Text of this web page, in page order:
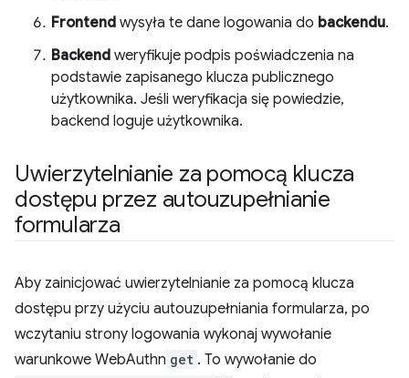
Frontend wysyła te dane logowania do backendu.
Backend weryfikuje podpis poświadczenia na
podstawie zapisanego klucza publicznego
użytkownika. Jeśli weryfikacja się powiedzie,
backend loguje użytkownika.
Uwierzytelnianie za pomocą klucza
dostępu przez autouzupełnianie
formularza
Aby zainicjować uwierzytelnianie za pomocą klucza
dostępu przy użyciu autouzupełniania formularza, po
wczytaniu strony logowania wykonaj wywołanie
warunkowe WebAuthn get . To wywołanie do